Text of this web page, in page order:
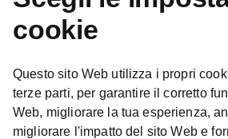
cookie
Questo sito Web utilizza i propri
terze parti, per garantire il corretto
Web, migliorare la tua esperienza,
migliorare l'impatto del sito Web e